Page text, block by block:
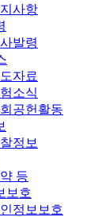
사항
발령
자료
소식
공헌활동
정보
등
보호
정보보호